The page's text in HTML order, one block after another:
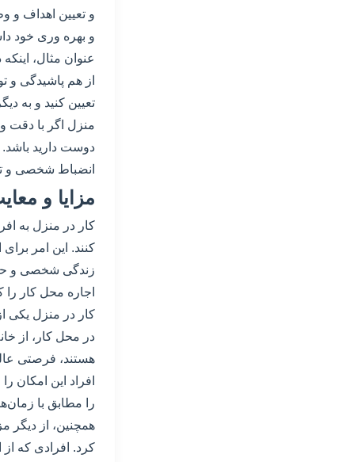
و تعیین اهداف و
و بهره وری خود
عنوان مثال،
از هم پاشیدگی و
تعیین کنید و به
منزل اگر با دقت
دوست دارید باشد.
انضباط شخصی و
مزایا و
کار در منزل به
کنند. این امر
زندگی شخصی و
اجاره محل کار
کار در منزل یکی
در محل کار، از
هستند، فرصتی
افراد این امکان
را مطابق با
همچنین، از دیگر
کرد. افرادی که